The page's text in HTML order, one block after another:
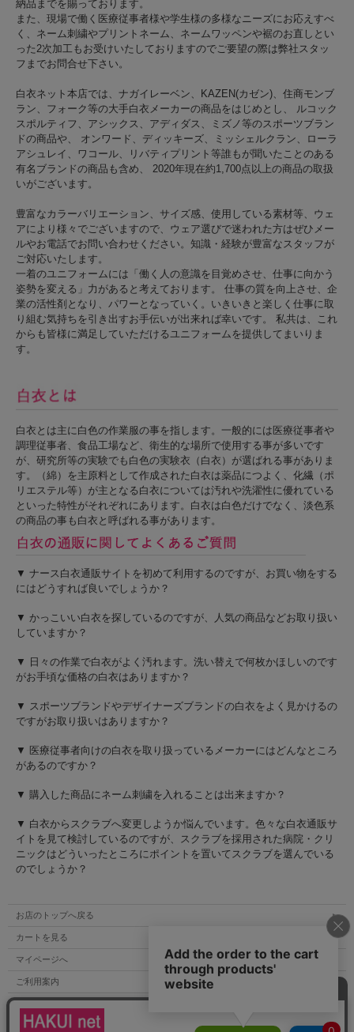
納品までを賜っております。
また、現場で働く医療従事者様や学生様の多様なニーズにお応えすべ
く、ネーム刺繍やプリントネーム、ネームワッペンや裾のお直しとい
った2次加工もお受けいたしておりますのでご要望の際は弊社スタッ
フまでお問合せ下さい。
白衣ネット本店では、ナガイレーベン、KAZEN(カゼン)、住商モンブ
ラン、フォーク等の大手白衣メーカーの商品をはじめとし、 ルコック
スポルティフ、アシックス、アディダス、ミズノ等のスポーツブラン
ドの商品や、 オンワード、ディッキーズ、ミッシェルクラン、ローラ
アシュレイ、ワコール、リバティプリント等誰もが聞いたことのある
有名ブランドの商品も含め、 2020年現在約1,700点以上の商品の取扱
いがございます。
豊富なカラーバリエーション、サイズ感、使用している素材等、ウェ
アにより様々でございますので、ウェア選びで迷われた方はぜひメー
ルやお電話でお問い合わせください。知識・経験が豊富なスタッフが
ご対応いたします。
一着のユニフォームには「働く人の意識を目覚めさせ、仕事に向かう
姿勢を変える」力があると考えております。 仕事の質を向上させ、企
業の活性剤となり、パワーとなっていく。いきいきと楽しく仕事に取
り組む気持ちを引き出すお手伝いが出来れば幸いです。 私共は、これ
からも皆様に満足していただけるユニフォームを提供してまいりま
す。
白衣とは主に白色の作業服の事を指します。一般的には医療従事者や
調理従事者、食品工場など、衛生的な場所で使用する事が多いです
が、研究所等の実験でも白色の実験衣（白衣）が選ばれる事がありま
す。（綿）を主原料として作成された白衣は薬品につよく、化繊（ポ
リエステル等）が主となる白衣については汚れや洗濯性に優れている
といった特性がそれぞれにあります。白衣は白色だけでなく、淡色系
の商品の事も白衣と呼ばれる事があります。
▼ ナース白衣通販サイトを初めて利用するのですが、お買い物をする
にはどうすれば良いでしょうか？
▼ かっこいい白衣を探しているのですが、人気の商品などお取り扱い
していますか？
▼ 日々の作業で白衣がよく汚れます。洗い替えで何枚かほしいのです
がお手頃な価格の白衣はありますか？
▼ スポーツブランドやデザイナーズブランドの白衣をよく見かけるの
ですがお取り扱いはありますか？
▼ 医療従事者向けの白衣を取り扱っているメーカーにはどんなところ
があるのですか？
▼ 購入した商品にネーム刺繍を入れることは出来ますか？
▼ 白衣からスクラブへ変更しようか悩んでいます。色々な白衣通販サ
イトを見て検討しているのですが、スクラブを採用された病院・クリ
ニックはどういったところにポイントを置いてスクラブを選んでいる
のでしょうか？
お店のトップへ戻る
カートを見る
マイページへ
ご利用案内
特定商取引法表示
個人情報の取扱い